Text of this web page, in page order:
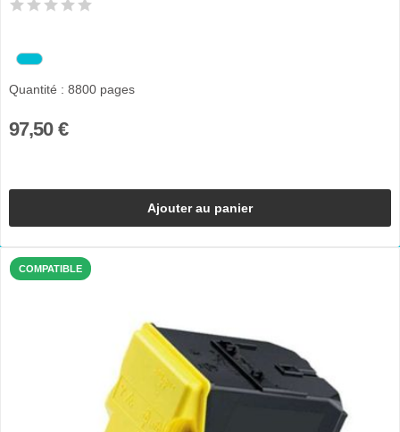
Quantité : 8800 pages
97,50 €
Ajouter au panier
COMPATIBLE